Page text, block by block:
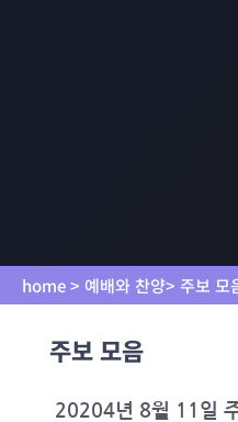
home > 예배와 찬양> 주보 모
주보 모음
20204년 8월 11일